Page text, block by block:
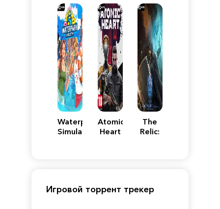
Pandora
Waterpark
Simulator
Atomic
Heart
The
Relic:
Игровой торрент трекер